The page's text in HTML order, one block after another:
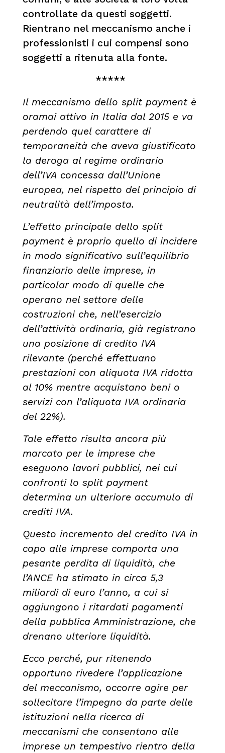
controllate da questi soggetti.
Rientrano nel meccanismo anche i
professionisti i cui compensi sono
soggetti a ritenuta alla fonte.
*****
Il meccanismo dello split payment è
oramai attivo in Italia dal 2015 e va
perdendo quel carattere di
temporaneità che aveva giustificato
la deroga al regime ordinario
dell’IVA concessa dall’Unione
europea, nel rispetto del principio di
neutralità dell’imposta.
L’effetto principale dello split
payment è proprio quello di incidere
in modo significativo sull’equilibrio
finanziario delle imprese, in
particolar modo di quelle che
operano nel settore delle
costruzioni che, nell’esercizio
dell’attività ordinaria, già registrano
una posizione di credito IVA
rilevante (perché effettuano
prestazioni con aliquota IVA ridotta
al 10% mentre acquistano beni o
servizi con l’aliquota IVA ordinaria
del 22%).
Tale effetto risulta ancora più
marcato per le imprese che
eseguono lavori pubblici, nei cui
confronti lo split payment
determina un ulteriore accumulo di
crediti IVA.
Questo incremento del credito IVA in
capo alle imprese comporta una
pesante perdita di liquidità, che
l’ANCE ha stimato in circa 5,3
miliardi di euro l’anno, a cui si
aggiungono i ritardati pagamenti
della pubblica Amministrazione, che
drenano ulteriore liquidità.
Ecco perché, pur ritenendo
opportuno rivedere l’applicazione
del meccanismo, occorre agire per
sollecitare l’impegno da parte delle
istituzioni nella ricerca di
meccanismi che consentano alle
imprese un tempestivo rientro della